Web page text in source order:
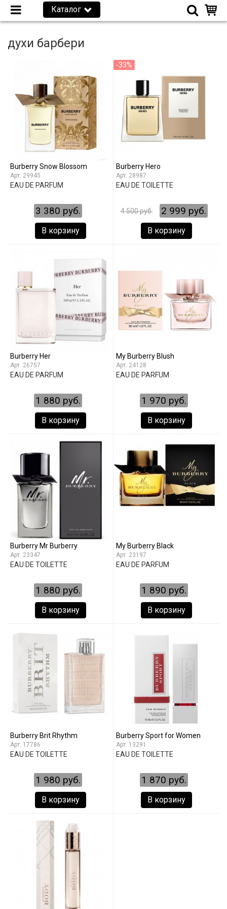
Каталог
духи барбери
Burberry Snow Blossom
29945
EAU DE PARFUM
3 380 руб.
В корзину
-33%
Burberry Hero
28987
EAU DE TOILETTE
4 500 руб. 2 999 руб.
В корзину
Burberry Her
26757
EAU DE PARFUM
1 880 руб.
В корзину
My Burberry Blush
24128
EAU DE PARFUM
1 970 руб.
В корзину
Burberry Mr Burberry
23347
EAU DE TOILETTE
1 880 руб.
В корзину
My Burberry Black
23197
EAU DE PARFUM
1 890 руб.
В корзину
Burberry Brit Rhythm
17786
EAU DE TOILETTE
1 980 руб.
В корзину
Burberry Sport for Women
13291
EAU DE TOILETTE
1 870 руб.
В корзину